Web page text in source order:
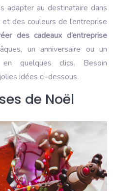
adapter au destinataire dans
des couleurs de l’entreprise
des cadeaux d’entreprise
un anniversaire ou un
quelques clics. Besoin
idées ci-dessous.
de Noël